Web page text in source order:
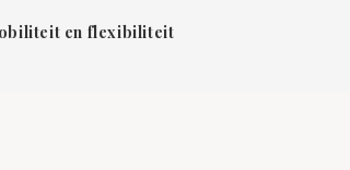
en flexibiliteit